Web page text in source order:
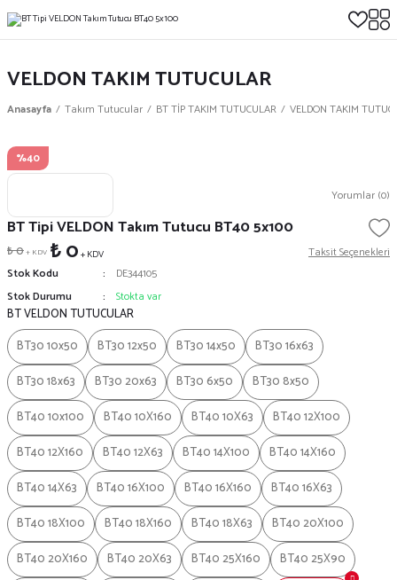
VELDON TAKIM TUTUCULAR
Anasayfa Takım Tutucular BT TİP TAKIM TUTUCULAR VELDON TAKIM
%40
Yorumlar (0)
BT Tipi VELDON Takım Tutucu BT40 5x100
₺ 0+ KDV ₺ 0+ KDV
Taksit Seçenekleri
Stok Kodu
DE344105
Stok Durumu
Stokta var
BT VELDON TUTUCULAR
BT30 10x50
BT30 12x50 BT30 14x50
BT30 16x63
BT30 18x63
BT30 20x63 BT30 6x50
BT30 8x50
BT40 10x100
BT40 10X160 BT40 10X63
BT40 12X100
BT40 12X160
BT40 12X63 BT40 14X100
BT40 14X160
BT40 14X63
BT40 16X100 BT40 16X160
BT40 16X63
BT40 18X100
BT40 18X160 BT40 18X63
BT40 20X100
BT40 20X160
BT40 20X63 BT40 25X160
BT40 25X90